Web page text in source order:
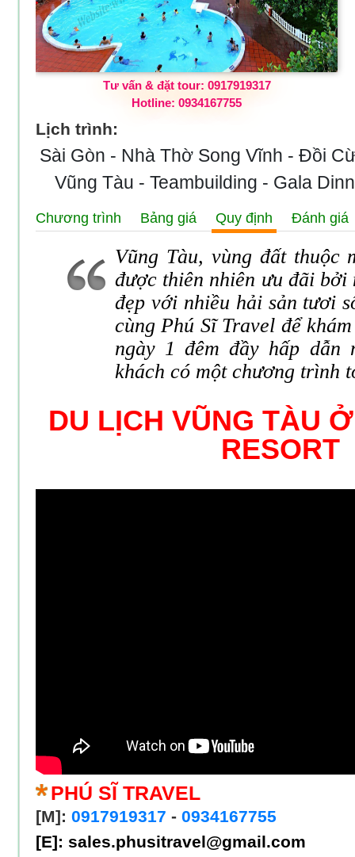
Tư vấn & đặt tour: 0917919317
Hotline: 0934167755
Lịch trình:
Sài Gòn - Nhà Thờ Song Vĩnh - Đồi
Vũng Tàu - Teambuilding - Gala
Chương trình Bảng giá Quy định Đánh giá
Vũng Tàu, vùng đất thuộc
được thiên nhiên ưu đãi bởi
đẹp với nhiều hải sản tươi
cùng Phú Sĩ Travel để
ngày 1 đêm đầy hấp dẫn
khách có một chương trình
DU LỊCH VŨNG TÀU
RESORT
PHÚ SĨ TRAVEL
[M]: 0917919317 - 0934167755
[E]: sales.phusitravel@gmail.com